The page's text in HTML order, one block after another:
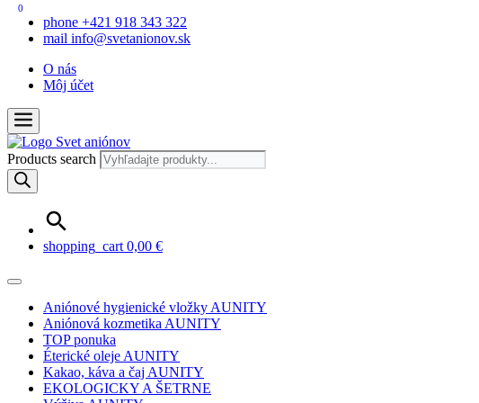
phone +421 918 343 322
mail info@svetanionov.sk
O nás
Môj účet
Products search
0
shopping_cart 0,00 €
Aniónové hygienické vložky AUNITY
Aniónová kozmetika AUNITY
TOP ponuka
Éterické oleje AUNITY
Kakao, káva a čaj AUNITY
EKOLOGICKY A ŠETRNE